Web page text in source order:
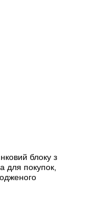
блоку з
для покупок,